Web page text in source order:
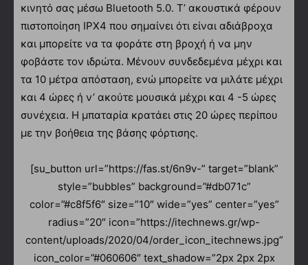
κινητό σας μέσω Bluetooth 5.0. Τ’ ακουστικά φέρουν
πιστοποίηση IPX4 που σημαίνει ότι είναι αδιάβροχα
και μπορείτε να τα φοράτε στη βροχή ή να μην
φοβάστε τον ιδρώτα. Μένουν συνδεδεμένα μέχρι και
τα 10 μέτρα απόσταση, ενώ μπορείτε να μιλάτε μέχρι
και 4 ώρες ή ν’ ακούτε μουσικά μέχρι και 4 -5 ώρες
συνέχεια. Η μπαταρία κρατάει στις 20 ώρες περίπου
με την βοήθεια της βάσης φόρτισης.
[su_button url=”https://fas.st/6n9v-” target=”blank”
style=”bubbles” background=”#db071c”
color=”#c8f5f6″ size=”10″ wide=”yes” center=”yes”
radius=”20″ icon=”https://itechnews.gr/wp-
content/uploads/2020/04/order_icon_itechnews.jpg”
icon_color=”#060606″ text_shadow=”2px 2px 2px